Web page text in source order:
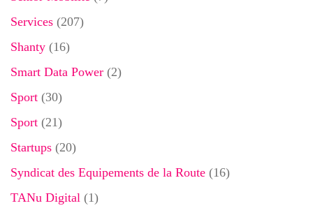
Services (207)
Shanty (16)
Smart Data Power (2)
Sport (30)
Sport (21)
Startups (20)
Syndicat des Equipements de la Route (16)
TANu Digital (1)